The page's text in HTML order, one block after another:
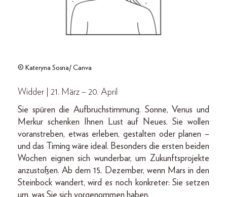
© Kateryna Sosna/ Canva
Widder | 21. März – 20. April
Sie spüren die Aufbruchstimmung. Sonne, Venus und
Merkur schenken Ihnen Lust auf Neues. Sie wollen
voranstreben, etwas erleben, gestalten oder planen –
und das Timing wäre ideal. Besonders die ersten beiden
Wochen eignen sich wunderbar, um Zukunftsprojekte
anzustoßen. Ab dem 15. Dezember, wenn Mars in den
Steinbock wandert, wird es noch konkreter: Sie setzen
um, was Sie sich vorgenommen haben.